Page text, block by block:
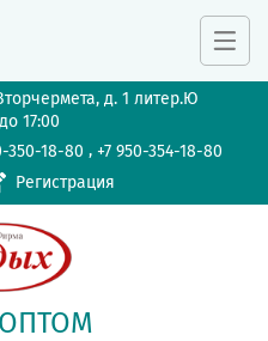
д. 1 литер.Ю
17:00
350-18-80 ,+7 950-354-18-80
Регистрация